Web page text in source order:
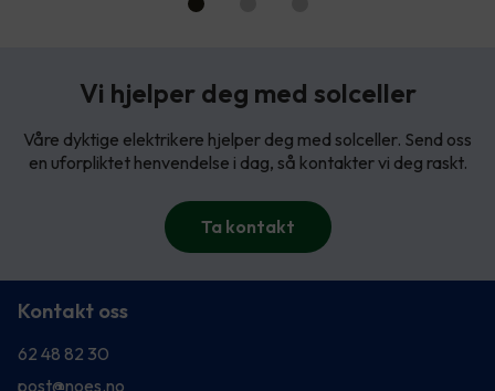
Vi hjelper deg med solceller
Våre dyktige elektrikere hjelper deg med solceller. Send oss
en uforpliktet henvendelse i dag, så kontakter vi deg raskt.
Ta kontakt
Kontakt oss
62 48 82 30
post@noes.no